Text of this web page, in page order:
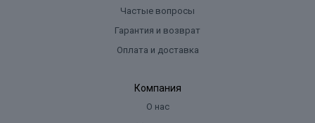
Частые вопросы
Гарантия и возврат
Оплата и доставка
Компания
О нас